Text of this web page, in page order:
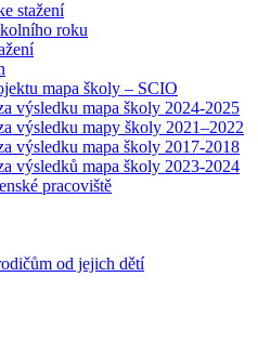
stažení
roku
mapa školy – SCIO
výsledku mapa školy 2024-2025
výsledku mapy školy 2021–2022
výsledku mapa školy 2017-2018
výsledků mapa školy 2023-2024
pracoviště
od jejich dětí